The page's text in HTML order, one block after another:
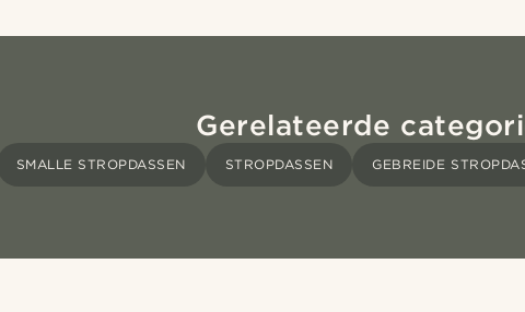
Gerelateerde
SMALLE STROPDASSEN STROPDASSEN GEBREIDE